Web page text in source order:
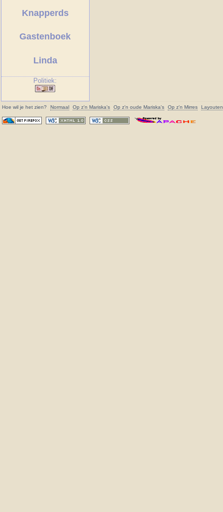
Knapperds
Gastenboek
Linda
Politiek:
Hoe wil je het zien? Normaal Op z'n Mariska's Op z'n oude Mariska's Op z'n Mirres